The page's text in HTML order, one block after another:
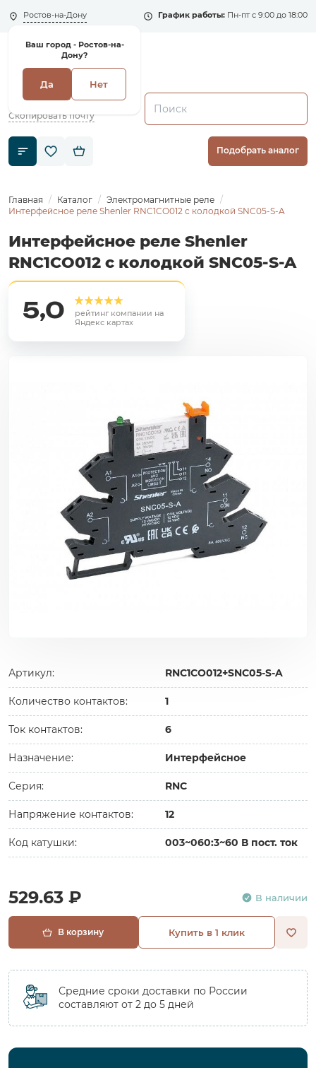
Ростов-на-Дону
Ваш город - Ростов-на-
Дону?
Да Нет
График работы: Пн-пт с 9:00 до 18:00
Скопировать почту
Подобрать аналог
Главная Каталог
Электромагнитные реле
Интерфейсное реле Shenler RNC1CO012 с колодкой SNC05-S-A
Интерфейсное реле Shenler
RNC1CO012 с колодкой SNC05-S-A
5,0
рейтинг компании на
Яндекс картах
Артикул: RNC1CO012+SNC05-S-A
Количество контактов: 1
Ток контактов: 6
Назначение: Интерфейсное
Серия: RNC
Напряжение контактов: 12
Код катушки: 003~060:3~60 В пост. ток
529.63 ₽ В наличии
В корзину Купить в 1 клик
Средние сроки доставки по России
составляют от 2 до 5 дней